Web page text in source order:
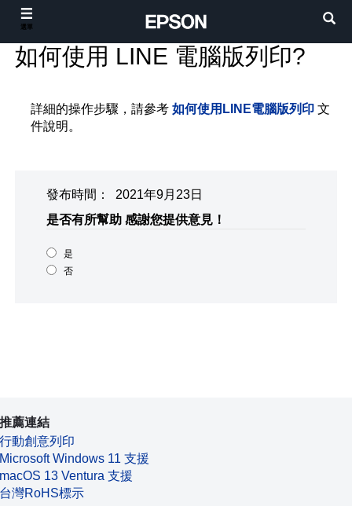
如何使用 LINE 電腦版列印?
詳細的操作步驟，請參考 如何使用LINE電腦版列印 文
件說明。
發布時間： 2021年9月23日
是否有所幫助 感謝您提供意見！
是
否
推薦連結
行動創意列印
Microsoft Windows 11 支援
macOS 13 Ventura 支援
台灣RoHS標示